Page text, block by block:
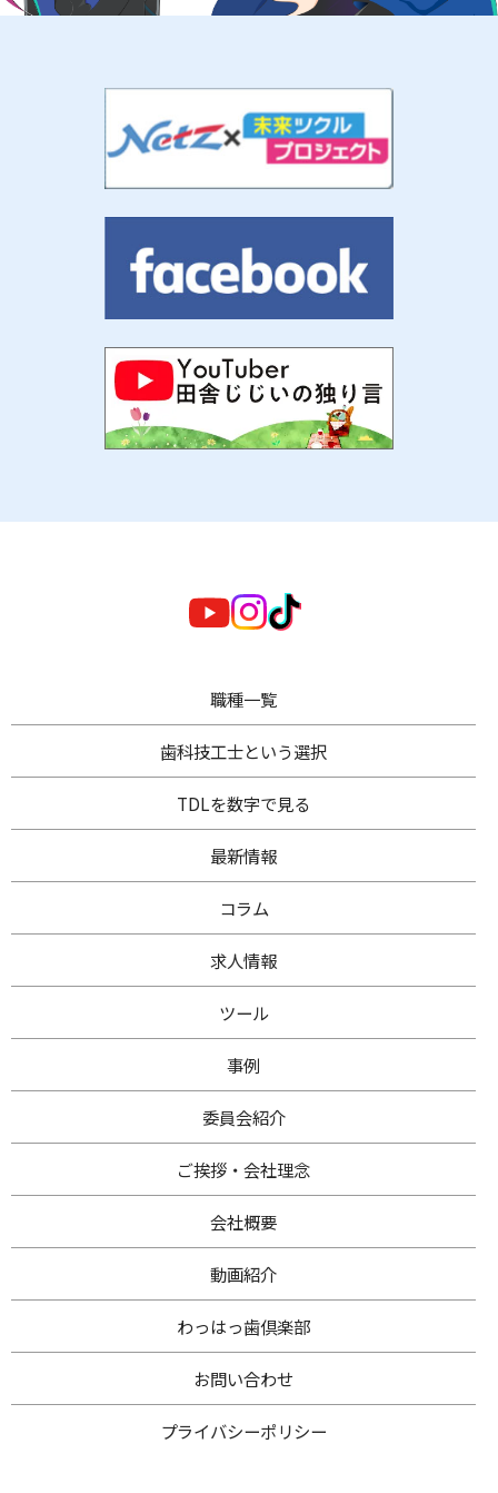
職種一覧
歯科技工士という選択
TDLを数字で見る
最新情報
コラム
求人情報
ツール
事例
委員会紹介
ご挨拶・ 会社理念
会社概要
動画紹介
わっはっ歯倶楽部
お問い合わせ
プライバシーポリシー